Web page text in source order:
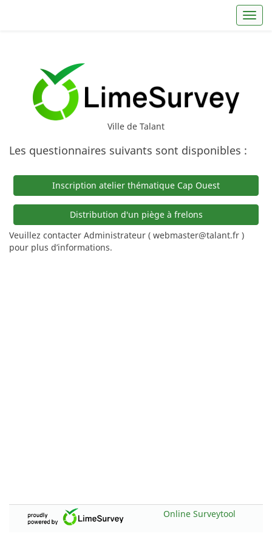
Ville de Talant
Les questionnaires suivants sont disponibles :
Inscription atelier thématique Cap Ouest
Distribution d'un piège à frelons
Veuillez contacter Administrateur ( webmaster@talant.fr )
pour plus d’informations.
Online Surveytool